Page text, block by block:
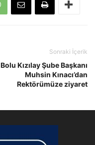
Sonraki İçerik
Bolu Kızılay Şube Başkanı
Muhsin Kınacı’dan
Rektörümüze ziyaret